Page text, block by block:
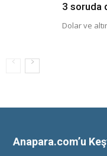
3 soruda
Dolar ve
Anapara.com’u